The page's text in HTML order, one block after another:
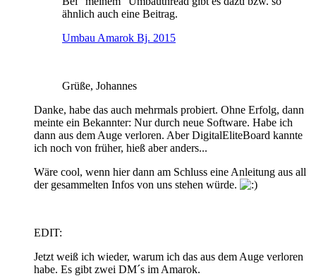
ähnlich auch eine Beitrag.
Umbau Amarok Bj. 2015
Grüße, Johannes
Danke, habe das auch mehrmals probiert. Ohne Erfolg, dann
meinte ein Bekannter: Nur durch neue Software. Habe ich
dann aus dem Auge verloren. Aber DigitalEliteBoard kannte
ich noch von früher, hieß aber anders...
Wäre cool, wenn hier dann am Schluss eine Anleitung aus all
der gesammelten Infos von uns stehen würde.
EDIT:
Jetzt weiß ich wieder, warum ich das aus dem Auge verloren
habe. Es gibt zwei DM´s im Amarok.